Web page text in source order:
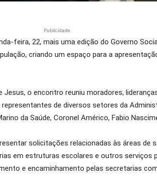
Publicidade
feira, 22, mais uma edição do Governo
criando um espaço para a
o encontro reuniu moradores,
de diversos setores da
da Saúde, Coronel Américo, Fabio
solicitações relacionadas às áreas de
em estruturas escolares e outros serviços
e encaminhamento pelas secretarias